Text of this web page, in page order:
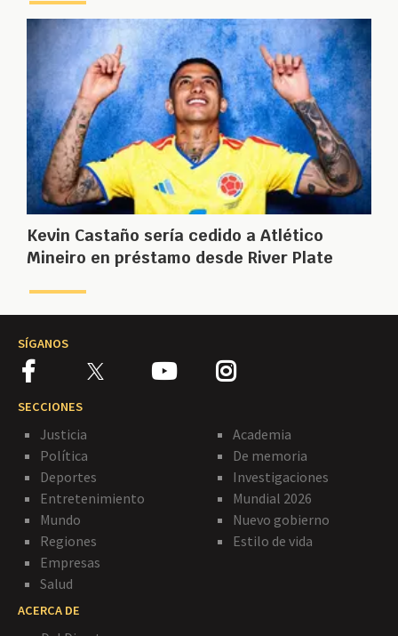
Kevin Castaño sería cedido a Atlético
Mineiro en préstamo desde River Plate
SÍGANOS
SECCIONES
Justicia
Política
Deportes
Entretenimiento
Mundo
Regiones
Empresas
Salud
Academia
De memoria
Investigaciones
Mundial 2026
Nuevo gobierno
Estilo de vida
ACERCA DE